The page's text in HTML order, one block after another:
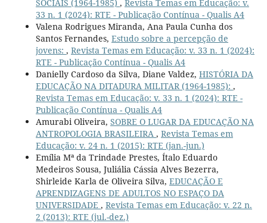
SOCIAIS (1964-1985) , Revista Temas em Educação: v.
33 n. 1 (2024): RTE - Publicação Contínua - Qualis A4
Valena Rodrigues Miranda, Ana Paula Cunha dos
Santos Fernandes, Estudo sobre a percepção de
jovens: , Revista Temas em Educação: v. 33 n. 1 (2024):
RTE - Publicação Contínua - Qualis A4
Danielly Cardoso da Silva, Diane Valdez, HISTÓRIA DA
EDUCAÇÃO NA DITADURA MILITAR (1964-1985): ,
Revista Temas em Educação: v. 33 n. 1 (2024): RTE -
Publicação Contínua - Qualis A4
Amurabi Oliveira, SOBRE O LUGAR DA EDUCAÇÃO NA
ANTROPOLOGIA BRASILEIRA , Revista Temas em
Educação: v. 24 n. 1 (2015): RTE (jan.-jun.)
Emília Mª da Trindade Prestes, Ítalo Eduardo
Medeiros Sousa, Juliália Cássia Alves Bezerra,
Shirleide Karla de Oliveira Silva, EDUCAÇÃO E
APRENDIZAGENS DE ADULTOS NO ESPAÇO DA
UNIVERSIDADE , Revista Temas em Educação: v. 22 n.
2 (2013): RTE (jul.-dez.)